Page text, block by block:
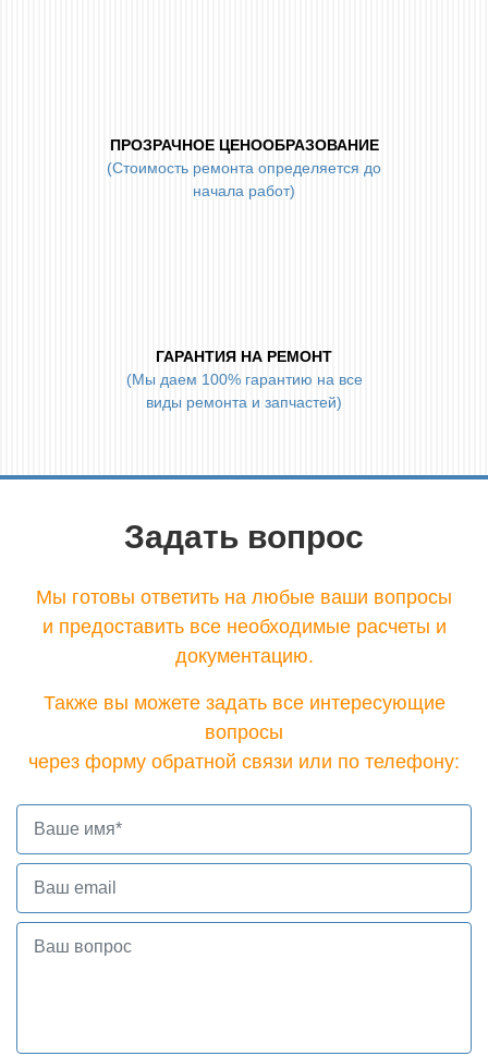
ПРОЗРАЧНОЕ ЦЕНООБРАЗОВАНИЕ
(Стоимость ремонта определяется до
начала работ)
ГАРАНТИЯ НА РЕМОНТ
(Мы даем 100% гарантию на все
виды ремонта и запчастей)
Задать вопрос
Мы готовы ответить на любые ваши вопросы
и предоставить все необходимые расчеты и
документацию.
Также вы можете задать все интересующие
вопросы
через форму обратной связи или по телефону: